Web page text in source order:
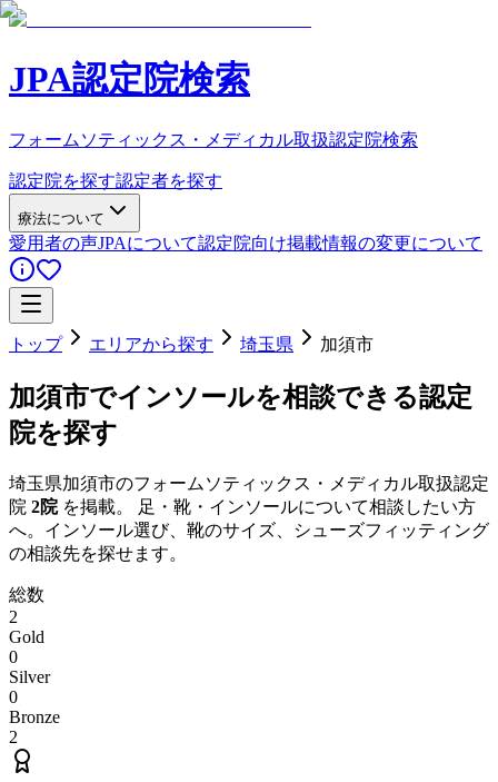
JPA認定院検索
フォームソティックス・メディカル取扱認定院検索
認定院を探す認定者を探す
療法について
愛用者の声JPAについて認定院向け掲載情報の変更について
トップ エリアから探す 埼玉県 加須市
加須市でインソールを相談できる認定
院を探す
埼玉県加須市のフォームソティックス・メディカル取扱認定
院 2院を掲載。 足・靴・インソールについて相談したい方
へ。インソール選び、靴のサイズ、シューズフィッティング
の相談先を探せます。
総数
2
Gold
0
Silver
0
Bronze
2